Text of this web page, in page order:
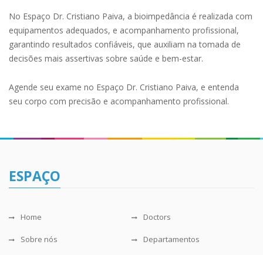
No Espaço Dr. Cristiano Paiva, a bioimpedância é realizada com
equipamentos adequados, e acompanhamento profissional,
garantindo resultados confiáveis, que auxiliam na tomada de
decisões mais assertivas sobre saúde e bem-estar.
Agende seu exame no Espaço Dr. Cristiano Paiva, e entenda
seu corpo com precisão e acompanhamento profissional.
ESPAÇO
Home Doctors
Sobre nós Departamentos